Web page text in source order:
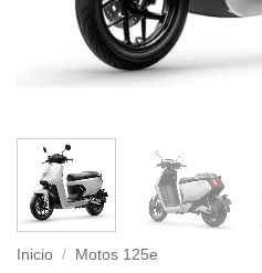
Inicio / Motos 125e